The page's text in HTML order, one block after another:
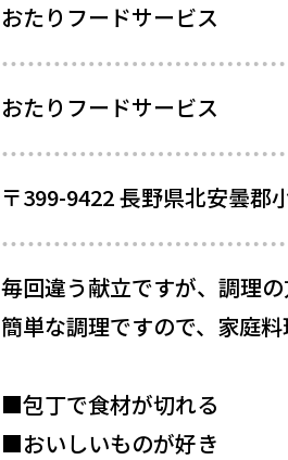
おたりフードサービス
おたりフードサービス
〒399-9422 長野県北安曇郡
毎回違う献立ですが、調理
簡単な調理ですので、家庭
■包丁で食材が切れる
■おいしいものが好き